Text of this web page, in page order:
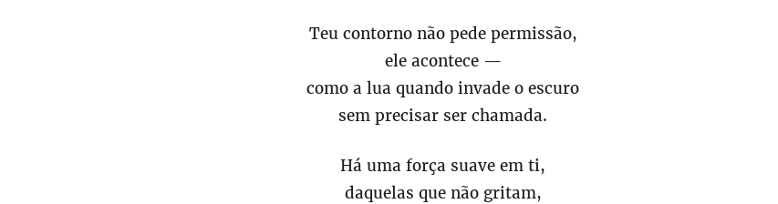
Teu contorno não pede permissão,
ele acontece —
como a lua quando invade o escuro
sem precisar ser chamada.
Há uma força suave em ti,
daquelas que não gritam,